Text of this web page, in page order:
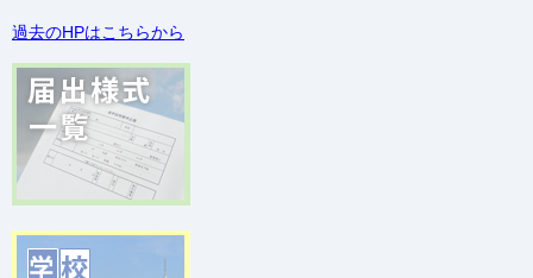
過去のHPはこちらから